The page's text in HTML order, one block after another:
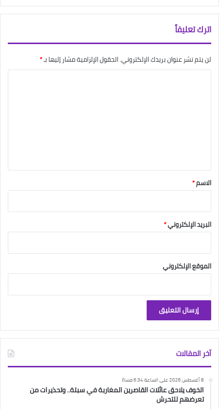
اترك تعليقاً
لن يتم نشر عنوان بريدك الإلكتروني.الحقول الإلزامية مشار إليها بـ*
*
الاسم*
البريد الإلكتروني*
الموقع الإلكتروني
آخر المقالات
8 أغسطس 2026 على الساعة 6:34 مساءً
الخوف يلاحق عائلات القاصرين المغاربة في سبتة.. وتحذيرات من
تعرضهم للتحرش